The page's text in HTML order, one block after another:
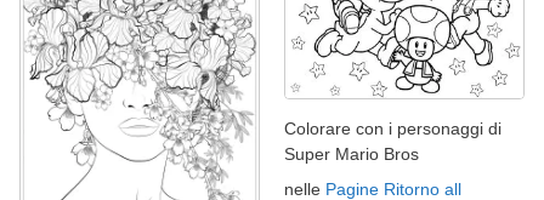
Colorare con i personaggi di
Super Mario Bros
nelle Pagine Ritorno all